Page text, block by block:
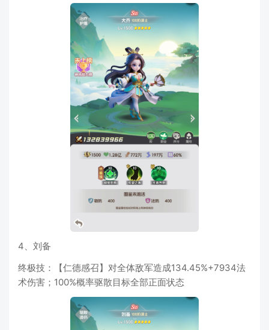
4、刘备
终极技：【仁德感召】对全体敌军造成134.45%+7934法
术伤害；100%概率驱散目标全部正面状态